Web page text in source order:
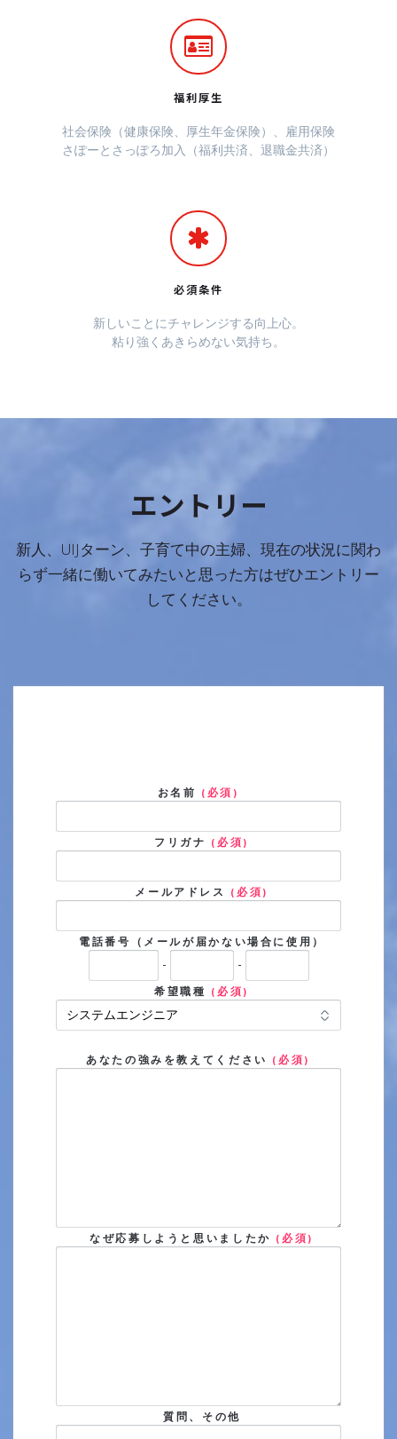
福利厚生
社会保険（健康保険、厚生年金保険）、雇用保険
さぽーとさっぽろ加入（福利共済、退職金共済）
必須条件
新しいことにチャレンジする向上心。
粘り強くあきらめない気持ち。
エントリー
新人、UIJターン、子育て中の主婦、現在の状況に関わ
らず一緒に働いてみたいと思った方はぜひエントリー
してください。
お名前 (必須)
フリガナ (必須)
メールアドレス (必須)
電話番号（メールが届かない場合に使用）
- -
希望職種 (必須)
あなたの強みを教えてください (必須)
なぜ応募しようと思いましたか (必須)
質問、その他